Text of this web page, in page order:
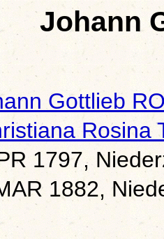
Johann
Gottlieb
Rosina
1797,
1882,